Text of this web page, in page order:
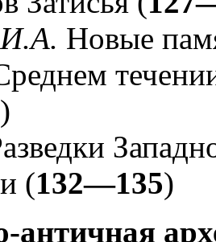
Новые
)
(132—135)